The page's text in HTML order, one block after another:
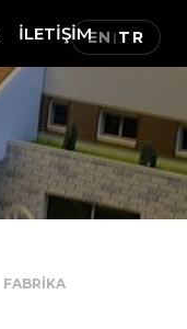
İLETİŞİMEN | TR
FABRİKA